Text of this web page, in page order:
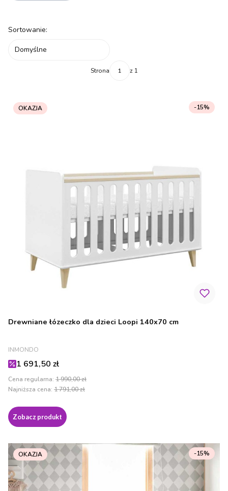
Lista produktów
Sortowanie:
Domyślne
Strona z 1
OKAZJA
Drewniane łózeczko dla dzieci Loopi 140x70 cm
PRODUCENT
INMONDO
Cena promocyjna
1 691,50 zł
Cena regularna: 1 990,00 zł
-15%
Najniższa cena: 1 791,00 zł
Zobacz produkt
OKAZJA -15%